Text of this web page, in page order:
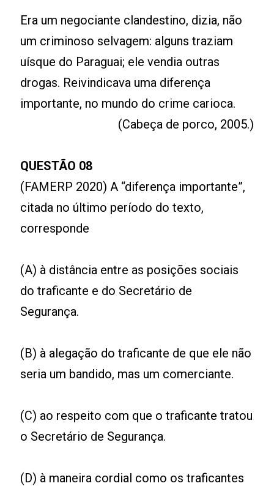
Era um negociante clandestino, dizia, não
um criminoso selvagem: alguns traziam
uísque do Paraguai; ele vendia outras
drogas. Reivindicava uma diferença
importante, no mundo do crime carioca.
(Cabeça de porco, 2005.)
QUESTÃO 08
(FAMERP 2020) A “diferença importante”,
citada no último período do texto,
corresponde
(A) à distância entre as posições sociais
do traficante e do Secretário de
Segurança.
(B) à alegação do traficante de que ele não
seria um bandido, mas um comerciante.
(C) ao respeito com que o traficante tratou
o Secretário de Segurança.
(D) à maneira cordial como os traficantes